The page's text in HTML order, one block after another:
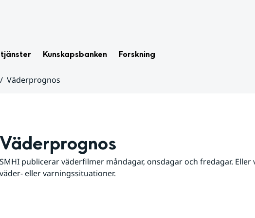
Kunskapsbanken Forskning
Väderprognos
Väderprognos
SMHI publicerar väderfilmer måndagar, onsdagar och fredagar. Eller
väder- eller varningssituationer.